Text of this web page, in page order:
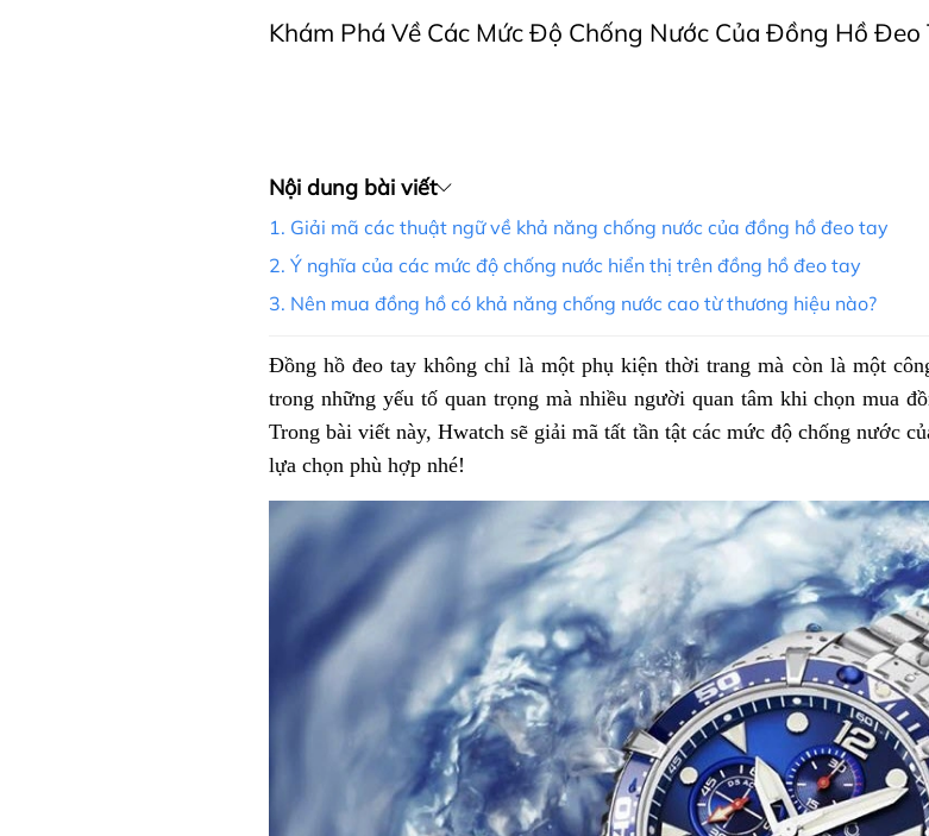
Khám Phá Về Các Mức Độ Chống Nước Của Đồng Hồ Đeo
Nội dung bài viết
1. Giải mã các thuật ngữ về khả năng chống nước của đồng hồ đeo tay
2. Ý nghĩa của các mức độ chống nước hiển thị trên đồng hồ đeo tay
3. Nên mua đồng hồ có khả năng chống nước cao từ thương hiệu nào?
Đồng hồ đeo tay không chỉ là một phụ kiện thời trang mà còn là một
trong những yếu tố quan trọng mà nhiều người quan tâm khi chọn mua
Trong bài viết này, Hwatch sẽ giải mã tất tần tật các mức độ chống nước
lựa chọn phù hợp nhé!